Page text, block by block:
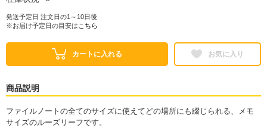
発送予定日 注文日の1～10日後
※お届け予定日の目安は こちら
カートに入れる お気に入り
商品説明
ファイルノートの全てのサイズに使えてどの場所にも綴じられる、メモ
サイズのルーズリーフです。